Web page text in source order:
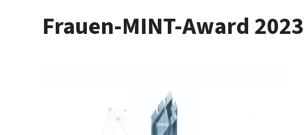
Frauen-MINT-Award 2023